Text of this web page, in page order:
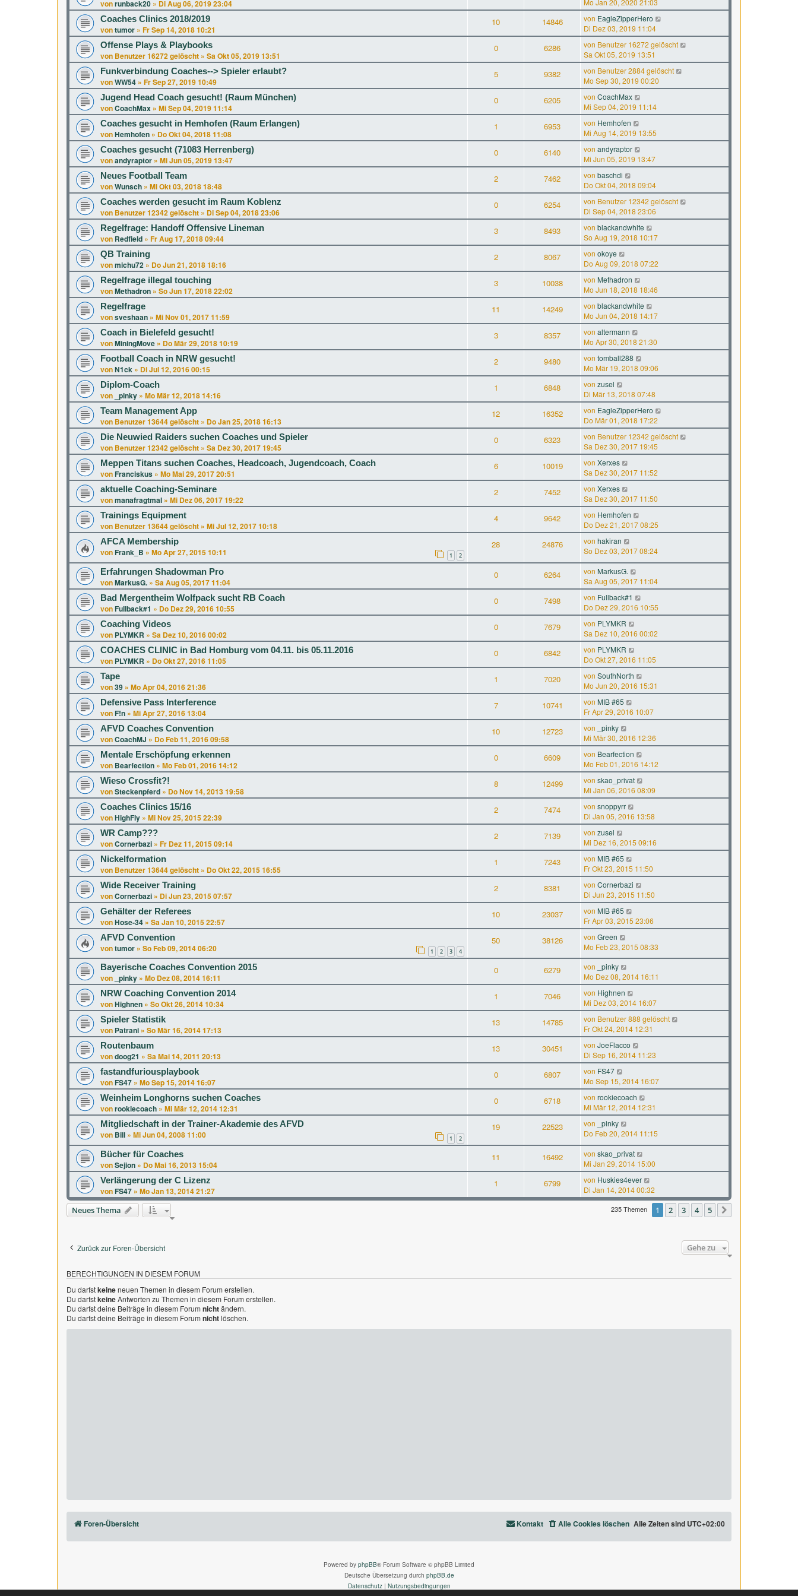
vonrunback20 » Di Aug 06, 2019 23:04
Mo Jan 20, 2020 21:03
Coaches Clinics 2018/2019
vontumor » Fr Sep 14, 2018 10:21
10 14846 von EagleZipperHero
Di Dez 03, 2019 11:04
Offense Plays & Playbooks
von Benutzer 16272 gelöscht » Sa Okt 05, 2019 13:51
0 6286 von Benutzer 16272 gelöscht
Sa Okt 05, 2019 13:51
Funkverbindung Coaches--> Spieler erlaubt?
vonWW54 » Fr Sep 27, 2019 10:49
5 9382 von Benutzer 2884 gelöscht
Mo Sep 30, 2019 00:20
Jugend Head Coach gesucht! (Raum München)
vonCoachMax » Mi Sep 04, 2019 11:14
0 6205 von CoachMax
Mi Sep 04, 2019 11:14
Coaches gesucht in Hemhofen (Raum Erlangen)
vonHemhofen » Do Okt 04, 2018 11:08
1 6953 von Hemhofen
Mi Aug 14, 2019 13:55
Coaches gesucht (71083 Herrenberg)
vonandyraptor » Mi Jun 05, 2019 13:47
0 6140 von andyraptor
Mi Jun 05, 2019 13:47
Neues Football Team
vonWunsch » Mi Okt 03, 2018 18:48
2 7462 von baschdi
Do Okt 04, 2018 09:04
Coaches werden gesucht im Raum Koblenz
von Benutzer 12342 gelöscht » Di Sep 04, 2018 23:06
0 6254 von Benutzer 12342 gelöscht
Di Sep 04, 2018 23:06
Regelfrage: Handoff Offensive Lineman
von Redfield » Fr Aug 17, 2018 09:44
3 8493 von blackandwhite
So Aug 19, 2018 10:17
QB Training
vonmichu72 » Do Jun 21, 2018 18:16
2 8067 von okoye
Do Aug 09, 2018 07:22
Regelfrage illegal touching
vonMethadron » So Jun 17, 2018 22:02
3 10038 von Methadron
Mo Jun 18, 2018 18:46
Regelfrage
vonsveshaan » Mi Nov 01, 2017 11:59
11 14249 von blackandwhite
Mo Jun 04, 2018 14:17
Coach in Bielefeld gesucht!
vonMiningMove » Do Mär 29, 2018 10:19
3 8357 von altermann
Mo Apr 30, 2018 21:30
Football Coach in NRW gesucht!
vonN1ck » Di Jul 12, 2016 00:15
2 9480 von tomball288
Mo Mär 19, 2018 09:06
Diplom-Coach
von _pinky » Mo Mär 12, 2018 14:16
1 6848 von zusel
Di Mär 13, 2018 07:48
Team Management App
von Benutzer 13644 gelöscht » Do Jan 25, 2018 16:13
12 16352 von EagleZipperHero
Do Mär 01, 2018 17:22
Die Neuwied Raiders suchen Coaches und Spieler
von Benutzer 12342 gelöscht » Sa Dez 30, 2017 19:45
0 6323 von Benutzer 12342 gelöscht
Sa Dez 30, 2017 19:45
Meppen Titans suchen Coaches, Headcoach, Jugendcoach, Coach
von Franciskus » Mo Mai 29, 2017 20:51
6 10019 von Xerxes
Sa Dez 30, 2017 11:52
aktuelle Coaching-Seminare
vonmanafragtmal » Mi Dez 06, 2017 19:22
2 7452 von Xerxes
Sa Dez 30, 2017 11:50
Trainings Equipment
von Benutzer 13644 gelöscht » Mi Jul 12, 2017 10:18
4 9642 von Hemhofen
Do Dez 21, 2017 08:25
AFCA Membership
von Frank_B » Mo Apr 27, 2015 10:11 1 2
28 24876 von hakiran
So Dez 03, 2017 08:24
Erfahrungen Shadowman Pro
vonMarkusG. » Sa Aug 05, 2017 11:04
0 6264 von MarkusG.
Sa Aug 05, 2017 11:04
Bad Mergentheim Wolfpack sucht RB Coach
von Fullback#1 » Do Dez 29, 2016 10:55
0 7498 von Fullback#1
Do Dez 29, 2016 10:55
Coaching Videos
von PLYMKR » Sa Dez 10, 2016 00:02
0 7679 von PLYMKR
Sa Dez 10, 2016 00:02
COACHES CLINIC in Bad Homburg vom 04.11. bis 05.11.2016
von PLYMKR » Do Okt 27, 2016 11:05
0 6842 von PLYMKR
Do Okt 27, 2016 11:05
Tape
von39 » Mo Apr 04, 2016 21:36
1 7020 von SouthNorth
Mo Jun 20, 2016 15:31
Defensive Pass Interference
von F!n » Mi Apr 27, 2016 13:04
7 10741 von MIB #65
Fr Apr 29, 2016 10:07
AFVD Coaches Convention
vonCoachMJ » Do Feb 11, 2016 09:58
10 12723 von
_pinky
Mi Mär 30, 2016 12:36
Mentale Erschöpfung erkennen
von Bearfection » Mo Feb 01, 2016 14:12
0 6609 von Bearfection
Mo Feb 01, 2016 14:12
Wieso Crossfit?!
vonSteckenpferd » Do Nov 14, 2013 19:58
8 12499 von skao_privat
Mi Jan 06, 2016 08:09
Coaches Clinics 15/16
vonHighFly » Mi Nov 25, 2015 22:39
2 7474 von snoppyrr
Di Jan 05, 2016 13:58
WR Camp???
vonCornerbazi » Fr Dez 11, 2015 09:14
2 7139 von zusel
Mi Dez 16, 2015 09:16
Nickelformation
von Benutzer 13644 gelöscht » Do Okt 22, 2015 16:55
1 7243 von MIB #65
Fr Okt 23, 2015 11:50
Wide Receiver Training
vonCornerbazi » Di Jun 23, 2015 07:57
2 8381 von Cornerbazi
Di Jun 23, 2015 11:50
Gehälter der Referees
vonHose-34 » Sa Jan 10, 2015 22:57
10 23037 von MIB #65
Fr Apr 03, 2015 23:06
AFVD Convention
vontumor » So Feb 09, 2014 06:20 1 2 3 4
50 38126 von Green
Mo Feb 23, 2015 08:33
Bayerische Coaches Convention 2015
von _pinky » Mo Dez 08, 2014 16:11
0 6279 von
_pinky
Mo Dez 08, 2014 16:11
NRW Coaching Convention 2014
vonHighnen » So Okt 26, 2014 10:34
1 7046 von Highnen
Mi Dez 03, 2014 16:07
Spieler Statistik
von Patrani » So Mär 16, 2014 17:13
13 14785 von Benutzer 888 gelöscht
Fr Okt 24, 2014 12:31
Routenbaum
vondoog21 » Sa Mai 14, 2011 20:13
13 30451 von JoeFlacco
Di Sep 16, 2014 11:23
fastandfuriousplaybook
von FS47 » Mo Sep 15, 2014 16:07
0 6807 von FS47
Mo Sep 15, 2014 16:07
Weinheim Longhorns suchen Coaches
vonrookiecoach » Mi Mär 12, 2014 12:31
0 6718 von rookiecoach
Mi Mär 12, 2014 12:31
Mitgliedschaft in der Trainer-Akademie des AFVD
von Bill » Mi Jun 04, 2008 11:00 1 2
19 22523 von
_pinky
Do Feb 20, 2014 11:15
Bücher für Coaches
vonSejion » Do Mai 16, 2013 15:04
11 16492 von skao_privat
Mi Jan 29, 2014 15:00
Verlängerung der C Lizenz
von FS47 » Mo Jan 13, 2014 21:27
1 6799 von Huskies4ever
Di Jan 14, 2014 00:32
Neues Thema 235 Themen 1 2 3 4 5
Zurück zur Foren-Übersicht Gehe zu
BERECHTIGUNGEN IN DIESEM FORUM
Du darfstkeineneuen Themen in diesem Forum erstellen.
Du darfstkeineAntworten zu Themen in diesem Forum erstellen.
Du darfst deine Beiträge in diesem Forumnichtändern.
Du darfst deine Beiträge in diesem Forumnichtlöschen.
Foren-Übersicht Alle Zeiten sind UTC+02:00
Alle Cookies löschen
Kontakt
Powered by phpBB® Forum Software © phpBB Limited
Deutsche Übersetzung durch phpBB.de
Datenschutz| Nutzungsbedingungen